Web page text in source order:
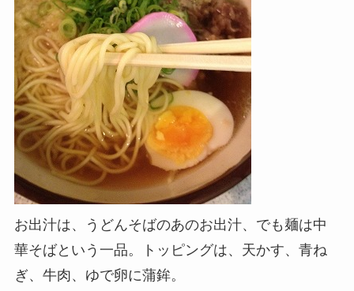
お出汁は、うどんそばのあのお出汁、でも麺は中
華そばという一品。トッピングは、天かす、青ね
ぎ、牛肉、ゆで卵に蒲鉾。